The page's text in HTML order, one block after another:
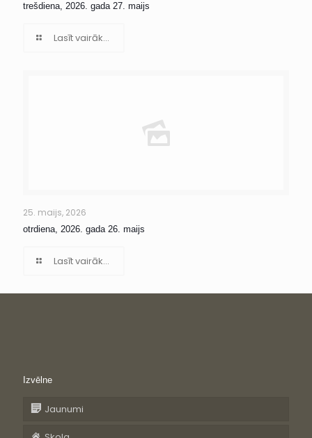
trešdiena, 2026. gada 27. maijs
Lasīt vairāk...
25. maijs, 2026
otrdiena, 2026. gada 26. maijs
Lasīt vairāk...
Izvēlne
Jaunumi